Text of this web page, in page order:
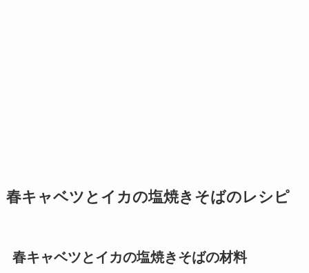
春キャベツとイカの塩焼きそばのレシピ
春キャベツとイカの塩焼きそばの材料